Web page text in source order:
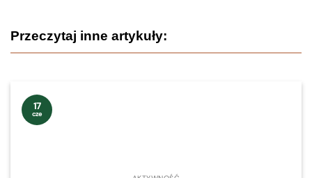
Przeczytaj inne artykuły:
17
cze